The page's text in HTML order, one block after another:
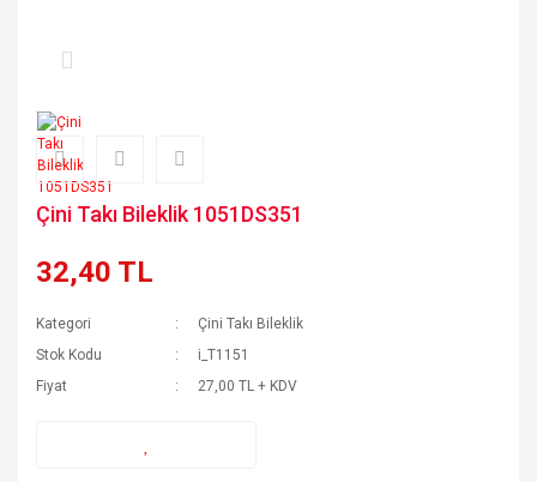
Çini Takı Bileklik 1051DS351
32,40 TL
Kategori
Çini Takı Bileklik
Stok Kodu
i_T1151
Fiyat
27,00 TL + KDV